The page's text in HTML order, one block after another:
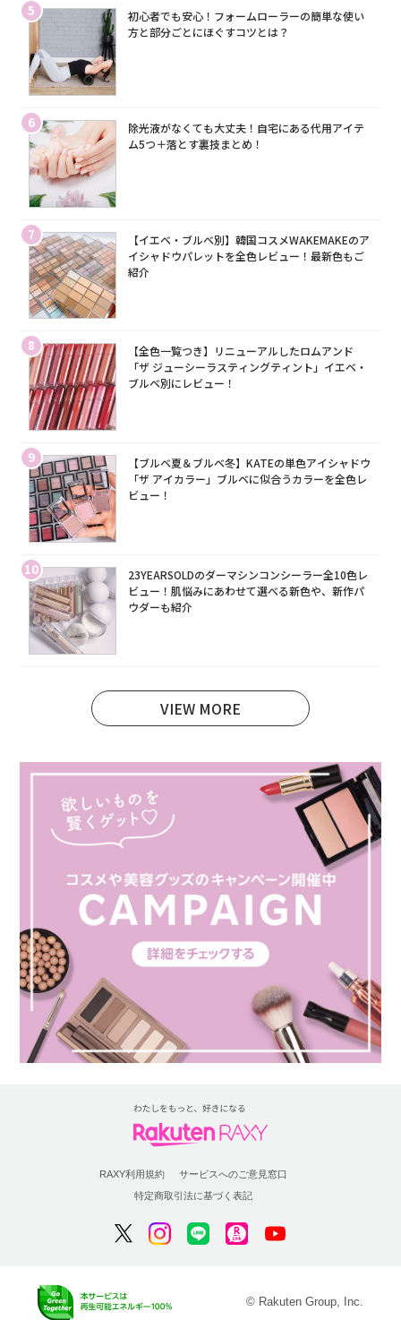
5
初心者でも安心！フォームローラーの簡単な使い
方と部分ごとにほぐすコツとは？
6
除光液がなくても大丈夫！自宅にある代用アイテ
ム5つ＋落とす裏技まとめ！
7
【イエベ・ブルベ別】韓国コスメWAKEMAKEのア
イシャドウパレットを全色レビュー！最新色もご
紹介
8
【全色一覧つき】リニューアルしたロムアンド
「ザ ジューシーラスティングティント」イエベ・
ブルベ別にレビュー！
9
【ブルベ夏＆ブルベ冬】KATEの単色アイシャドウ
「ザ アイカラー」ブルベに似合うカラーを全色レ
ビュー！
10
23YEARSOLDのダーマシンコンシーラー全10色レ
ビュー！肌悩みにあわせて選べる新色や、新作パ
ウダーも紹介
VIEW MORE
RAXY利用規約
サービスへのご意見窓口
特定商取引法に基づく表記
© Rakuten Group, Inc.